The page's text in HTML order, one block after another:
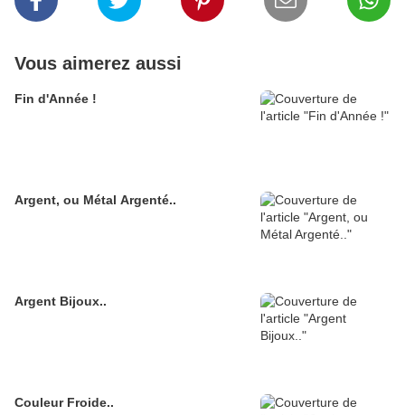
Vous aimerez aussi
Fin d'Année !
Argent, ou Métal Argenté..
Argent Bijoux..
Couleur Froide..